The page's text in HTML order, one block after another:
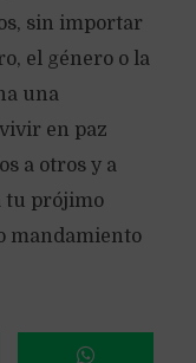
sin importar
el género o la
una
en paz
a otros y a
tu prójimo
mandamiento